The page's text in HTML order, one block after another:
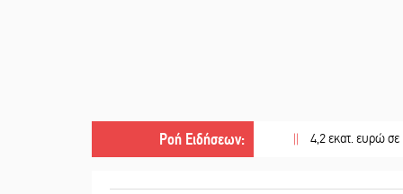
Ροή Ειδήσεων:
|| 4,2 εκατ. ευρώ σε